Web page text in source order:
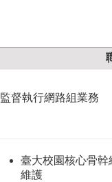
監督執行網路組業務
臺大校園核心骨
維護